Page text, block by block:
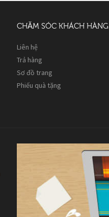
CHĂM SÓC KHÁCH HÀNG
Liên hệ
Trả hàng
Sơ đồ trang
Phiếu quà tặng